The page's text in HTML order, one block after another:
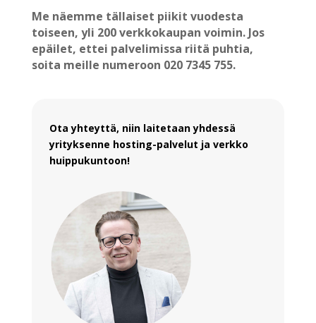
Me näemme tällaiset piikit vuodesta
toiseen, yli 200 verkkokaupan voimin. Jos
epäilet, ettei palvelimissa riitä puhtia,
soita meille numeroon 020 7345 755.
Ota yhteyttä, niin laitetaan yhdessä
yrityksenne hosting-palvelut ja verkko
huippukuntoon!